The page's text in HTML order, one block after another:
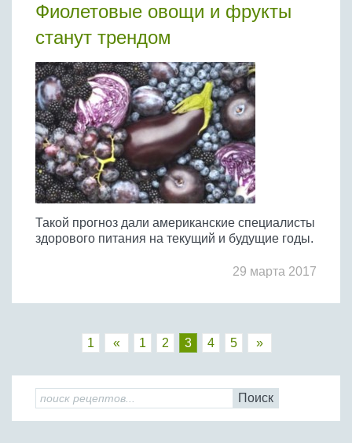
Фиолетовые овощи и фрукты
станут трендом
Такой прогноз дали американские специалисты
здорового питания на текущий и будущие годы.
29 марта 2017
1 « 1 2 3 4 5 »
Поиск